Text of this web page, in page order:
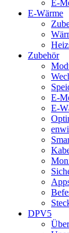
E-
E-Wärme
Zubehör
E-
E-
DPV5